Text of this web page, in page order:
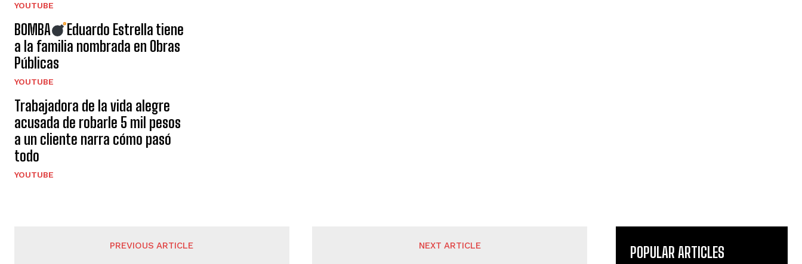
YOUTUBE
BOMBA
Eduardo Estrella tiene
a la familia nombrada en Obras
Públicas
YOUTUBE
Trabajadora de la vida alegre
acusada de robarle 5 mil pesos
a un cliente narra cómo pasó
todo
YOUTUBE
PREVIOUS ARTICLE NEXT ARTICLE POPULAR ARTICLES